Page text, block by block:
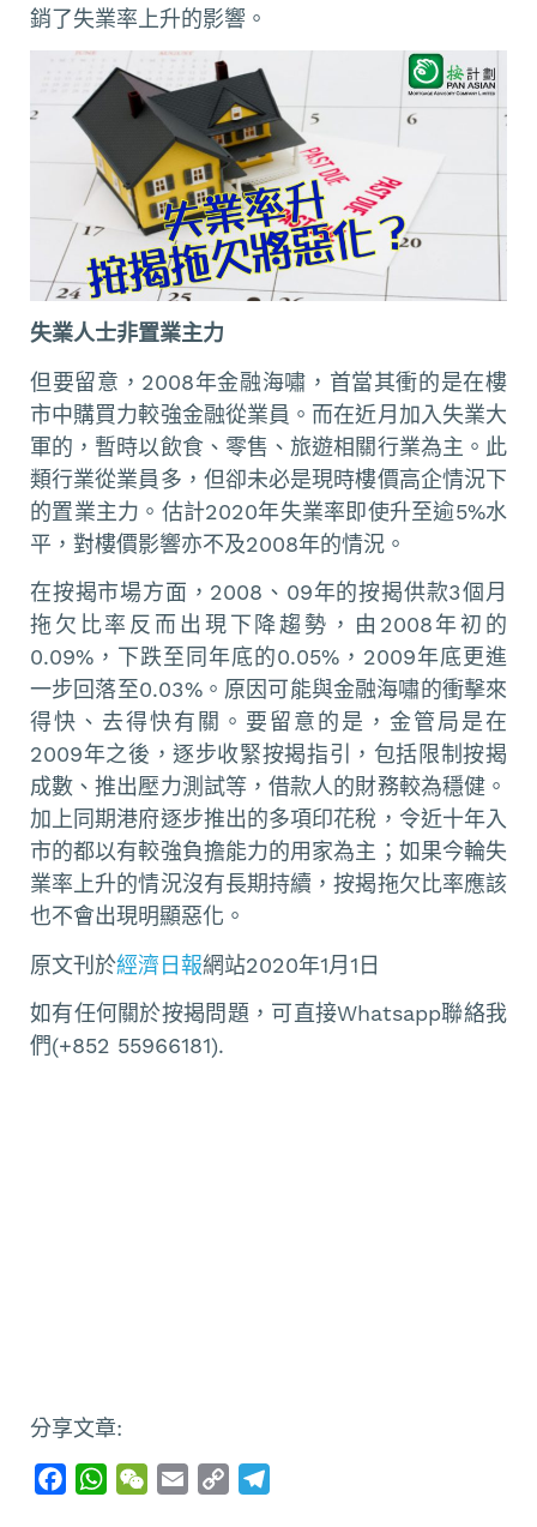
銷了失業率上升的影響。
失業人士非置業主力
但要留意，2008年金融海嘯，首當其衝的是在樓
市中購買力較強金融從業員。而在近月加入失業大
軍的，暫時以飲食、零售、旅遊相關行業為主。此
類行業從業員多，但卻未必是現時樓價高企情況下
的置業主力。估計2020年失業率即使升至逾5%水
平，對樓價影響亦不及2008年的情況。
在按揭市場方面，2008、09年的按揭供款3個月
拖欠比率反而出現下降趨勢，由2008年初的
0.09%，下跌至同年底的0.05%，2009年底更進
一步回落至0.03%。原因可能與金融海嘯的衝擊來
得快、去得快有關。要留意的是，金管局是在
2009年之後，逐步收緊按揭指引，包括限制按揭
成數、推出壓力測試等，借款人的財務較為穩健。
加上同期港府逐步推出的多項印花稅，令近十年入
市的都以有較強負擔能力的用家為主；如果今輪失
業率上升的情況沒有長期持續，按揭拖欠比率應該
也不會出現明顯惡化。
原文刊於經濟日報網站2020年1月1日
如有任何關於按揭問題，可直接Whatsapp聯絡我
們(+852 55966181).
分享文章:
W
W